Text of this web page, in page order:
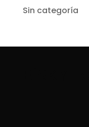
Sin categoría